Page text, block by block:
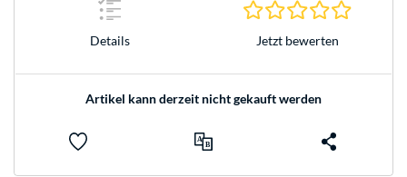
Details Jetzt bewerten
Artikel kann derzeit nicht gekauft werden